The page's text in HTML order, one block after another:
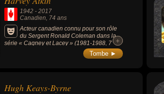
1942 - 2017
Canadien , 74 ans
Acteur canadien connu pour son rôle
du Sergent Ronald Coleman dans la
série « Cagney et Lacey » (1981-1988, 7
saisons, 126 épisodes) et celui de Morty
dans la film « Arrête de ramer, t'es sur le
+
+
Tombe ►
Hugh Keays-Byrne